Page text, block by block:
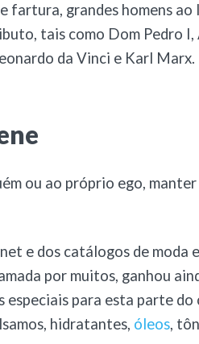
fartura, grandes homens ao
tais como Dom Pedro I,
da Vinci e Karl Marx.
ou ao próprio ego,
e dos catálogos de moda
por muitos, ganhou
especiais para esta parte
hidratantes, óleos,